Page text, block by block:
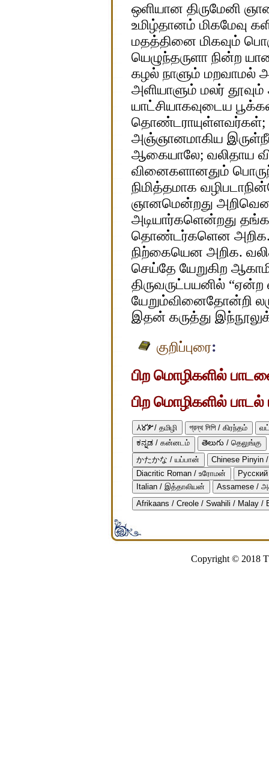
ஒளியான திருமேனி
உமிழ்தானம் மிகமேவு
மதத்தினை மிகவும்
யெழுந்தருளா நின்ற
கழல் நாளும் மறவாமல்
அளியாளும் மலர்
யாட்சியாகவுடைய
தொண்டராயுள்ளவர்கள்;
அஞ்ஞானமாகிய
ஆகையாலே; வலிதாய
வினைகளானதும்
நிமித்தமாக
ஞானமென்றது
அடியார்களென்றது
தொண்டர்களென அறிக.
நிற்கையென அறிக.
செய்தே யேறுகிற
திருவருட்பயனில்
யேறும்வினைதோன்றி
இதன் கருத்து
குறிப்புரை:
பிற மொழிகளில்
பிற மொழிகளில்
𑀢𑀫𑀺𑀵𑀺 / தமிழி গ্রন্থ লিপি / கிரந்தம்
ಕನ್ನಡ / கன்னடம்
తెలుగు / தெலுங்கு
かたかな / யப்பான்
Chinese Pinyin
Diacritic Roman / உரோமன்
Italian / இத்தாலியன்
Assamese /
Afrikaans / Creole / Swahili / Malay
Copyright © 2018